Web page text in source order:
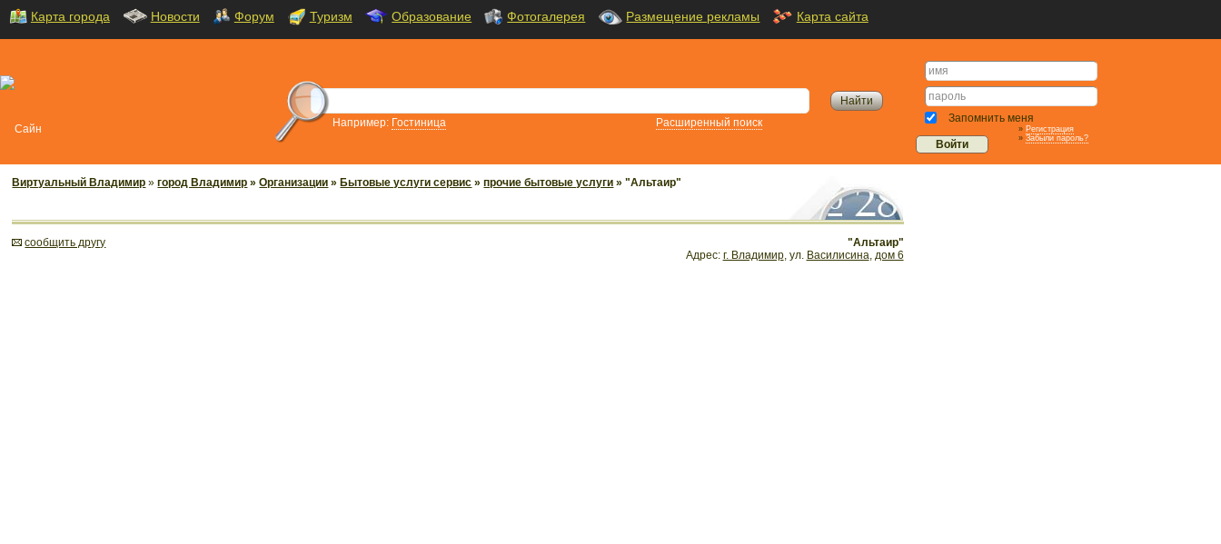
Карта города Новости Форум Туризм Образование Фотогалерея Размещение рекламы Карта сайта
Например: Гостиница Расширенный поиск Запомнить меня
» Регистрация
» Забыли пароль?
Виртуальный Владимир »город Владимир »Организации » Бытовые услуги сервис »прочие бытовые услуги » "Альтаир"
cообщить другу
"Альтаир"
Адрес: г. Владимир, ул. Василисина, дом 6